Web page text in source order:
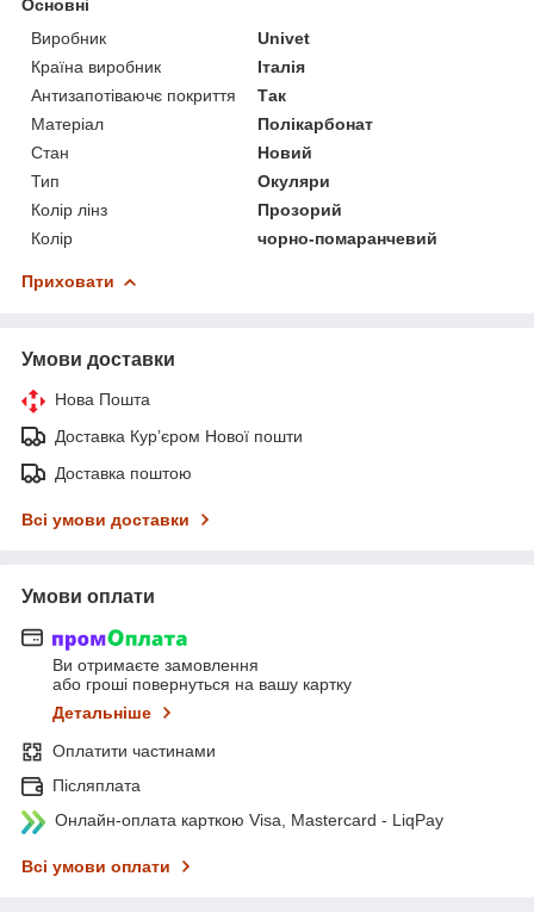
Основні
Виробник
Univet
Країна виробник
Італія
Антизапотіваючє покриття
Так
Матеріал
Полікарбонат
Стан
Новий
Тип
Окуляри
Колір лінз
Прозорий
Колір
чорно-помаранчевий
Приховати
Умови доставки
Нова Пошта
Доставка Курʼєром Нової пошти
Доставка поштою
Всі умови доставки
Умови оплати
Ви отримаєте замовлення
або гроші повернуться на вашу картку
Детальніше
Оплатити частинами
Післяплата
Онлайн-оплата карткою Visa, Mastercard - LiqPay
Всі умови оплати